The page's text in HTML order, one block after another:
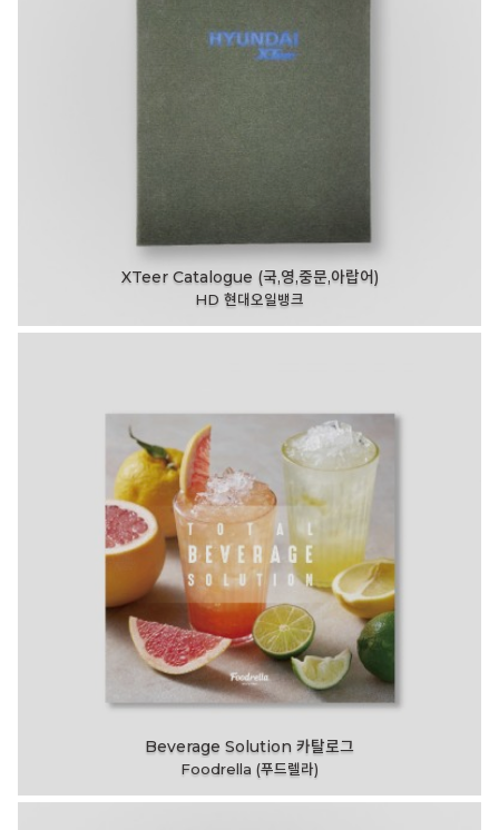
XTeer Catalogue (국,영,중문,아랍어)
HD 현대오일뱅크
Beverage Solution 카탈로그
Foodrella (푸드렐라)